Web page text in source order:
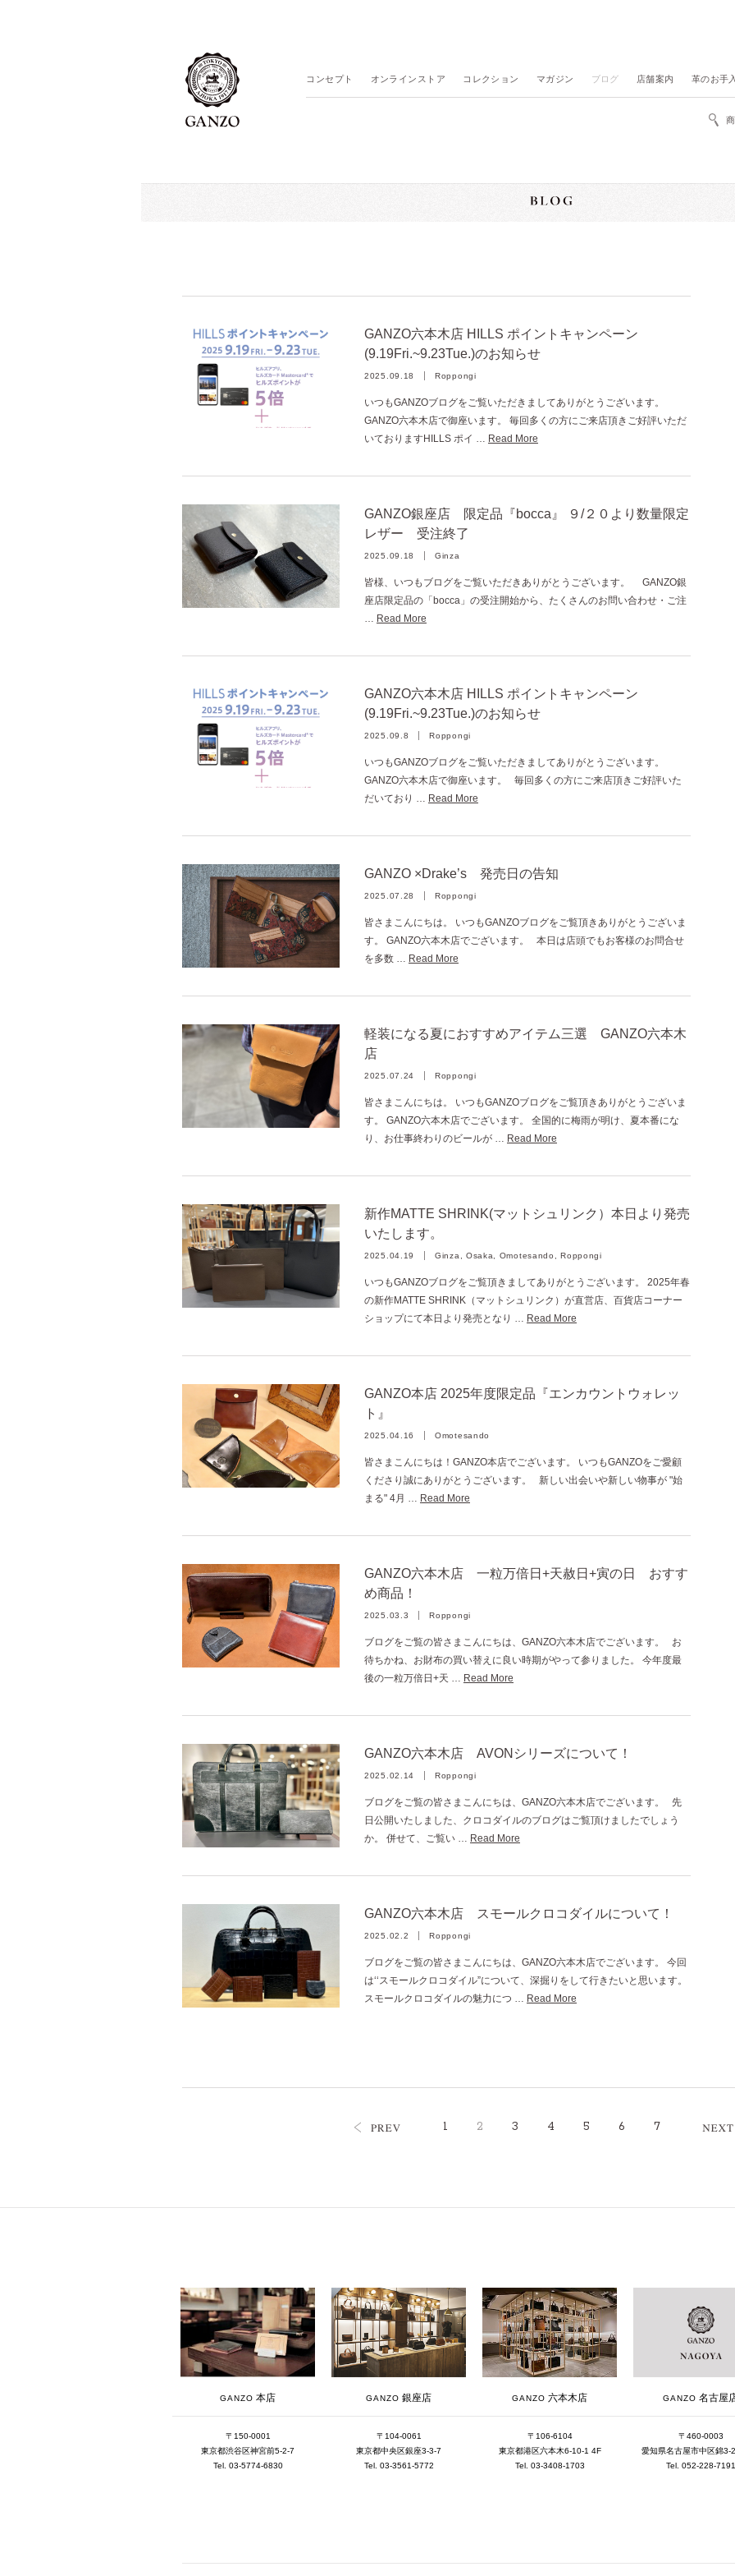
コンセプト オンラインストア コレクション マガジン ブログ 店舗案内 革のお手
GANZO六本木店 HILLS ポイントキャンペーン
(9.19Fri.~9.23Tue.)のお知らせ
2025.09.18 Roppongi
いつもGANZOブログをご覧いただきましてありがとうございます。
GANZO六本木店で御座います。 毎回多くの方にご来店頂きご好評いただ
いておりますHILLS ポイ … Read More
GANZO銀座店 限定品『bocca』 ９/２０より数量限定
レザー 受注終了
2025.09.18 Ginza
皆様、いつもブログをご覧いただきありがとうございます。 GANZO銀
座店限定品の「bocca」の受注開始から、たくさんのお問い合わせ・ご注
… Read More
GANZO六本木店 HILLS ポイントキャンペーン
(9.19Fri.~9.23Tue.)のお知らせ
2025.09.8 Roppongi
いつもGANZOブログをご覧いただきましてありがとうございます。
GANZO六本木店で御座います。 毎回多くの方にご来店頂きご好評いた
だいており … Read More
GANZO ×Drake’s 発売日の告知
2025.07.28 Roppongi
皆さまこんにちは。 いつもGANZOブログをご覧頂きありがとうございま
す。 GANZO六本木店でございます。 本日は店頭でもお客様のお問合せ
を多数 … Read More
軽装になる夏におすすめアイテム三選 GANZO六本木
店
2025.07.24 Roppongi
皆さまこんにちは。 いつもGANZOブログをご覧頂きありがとうございま
す。 GANZO六本木店でございます。 全国的に梅雨が明け、夏本番にな
り、お仕事終わりのビールが … Read More
新作MATTE SHRINK(マットシュリンク）本日より発売
いたします。
2025.04.19 Ginza, Osaka, Omotesando, Roppongi
いつもGANZOブログをご覧頂きましてありがとうございます。 2025年春
の新作MATTE SHRINK（マットシュリンク）が直営店、百貨店コーナー
ショップにて本日より発売となり … Read More
GANZO本店 2025年度限定品『エンカウントウォレッ
ト』
2025.04.16 Omotesando
皆さまこんにちは！GANZO本店でございます。 いつもGANZOをご愛顧
くださり誠にありがとうございます。 新しい出会いや新しい物事が "始
まる" 4月 … Read More
GANZO六本木店 一粒万倍日+天赦日+寅の日 おすす
め商品！
2025.03.3 Roppongi
ブログをご覧の皆さまこんにちは、GANZO六本木店でございます。 お
待ちかね、お財布の買い替えに良い時期がやって参りました。 今年度最
後の一粒万倍日+天 … Read More
GANZO六本木店 AVONシリーズについて！
2025.02.14 Roppongi
ブログをご覧の皆さまこんにちは、GANZO六本木店でございます。 先
日公開いたしました、クロコダイルのブログはご覧頂けましたでしょう
か。 併せて、ご覧い … Read More
GANZO六本木店 スモールクロコダイルについて！
2025.02.2 Roppongi
ブログをご覧の皆さまこんにちは、GANZO六本木店でございます。 今回
は‘‘スモールクロコダイル”について、深掘りをして行きたいと思います。
スモールクロコダイルの魅力につ … Read More
1 2 3 4 5 6 7
GANZO 本店
〒150-0001
東京都渋谷区神宮前5-2-7
Tel. 03-5774-6830
GANZO 銀座店
〒104-0061
東京都中央区銀座3-3-7
Tel. 03-3561-5772
GANZO 六本木店
〒106-6104
東京都港区六本木6-10-1 4F
Tel. 03-3408-1703
GANZO 名古屋
〒460-0003
愛知県名古屋市中区錦3-
Tel. 052-228-7191